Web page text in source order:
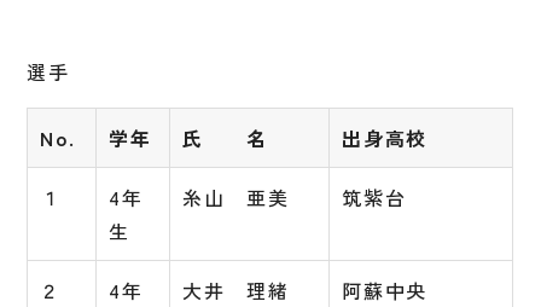
選手
No. 学年 氏 名 出身高校
１
4年
生
糸山 亜美 筑紫台
２
4年
大井 理緒 阿蘇中央